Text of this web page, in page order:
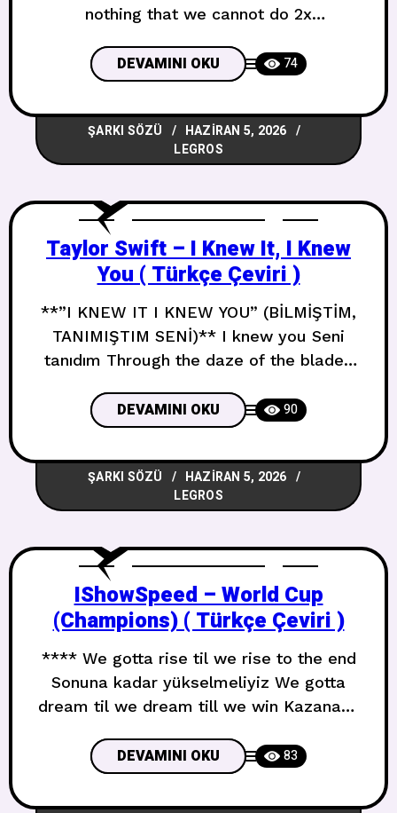
nothing that we cannot do 2x
yapamayacağımız hiçbir şey yok 2x When
I feel alone yeah Kendimi yalnız
hissettiğimde evet I always wanna bring
you near Seni hep yanıma getirmek
isterim Cause you bring a smile right
DEVAMINI OKU 74
ŞARKI SÖZÜ
HAZIRAN 5, 2026
LEGROS
Taylor Swift – I Knew It, I Knew
You ( Türkçe Çeviri )
**”I KNEW IT I KNEW YOU” (BİLMİŞTİM,
TANIMIŞTIM SENİ)** I knew you Seni
tanıdım Through the daze of the blades
yapraklarının sersemliği içinde
Parachutes for the free fall of being
younger Daha genç olmanın serbest
düşüşü için paraşütler I memorized the
sound of your bare footsteps running
DEVAMINI OKU 90
ŞARKI SÖZÜ
HAZIRAN 5, 2026
LEGROS
IShowSpeed – World Cup
(Champions) ( Türkçe Çeviri )
**** We gotta rise til we rise to the end
Sonuna kadar yükselmeliyiz We gotta
dream til we dream till we win Kazanana
the championship Kupayı ver bana
şampiyonluğu Told them I’m bringing it
back to the crib Onlara eve götüreceğimi
DEVAMINI OKU 83